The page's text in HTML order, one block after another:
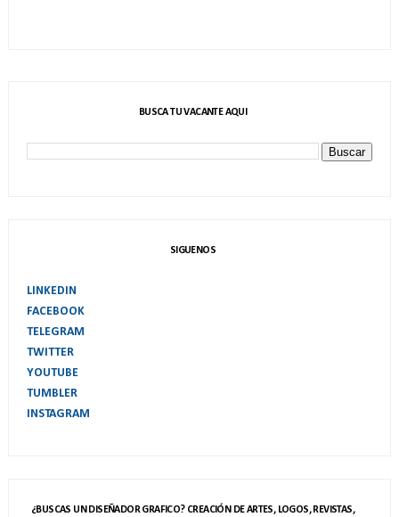
BUSCA TU VACANTE AQUI
SIGUENOS
LINKEDIN
FACEBOOK
TELEGRAM
TWITTER
YOUTUBE
TUMBLER
INSTAGRAM
¿BUSCAS UN DISEÑADOR GRAFICO? CREACIÓN DE ARTES, LOGOS, REVISTAS,